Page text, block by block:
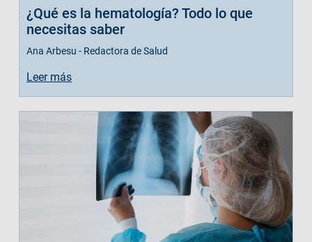
¿Qué es la hematología? Todo lo que
necesitas saber
Ana Arbesu - Redactora de Salud
Leer más